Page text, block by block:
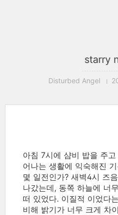
starry
Disturbed Angel
아침 7시에 샴비 밥을 주
어나는 생활에 익숙해진
몇 일전인가? 새벽4시 즈
나갔는데, 동쪽 하늘에 너
떠 있었다. 이질적 이었다
비해 밝기가 너무 크게 차